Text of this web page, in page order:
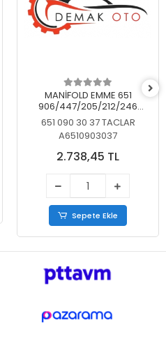
MANİFOLD EMME 651
906/447/205/212/246
KELEBEKSİZ
651 090 30 37 TACLAR
A6510903037
2.738,45 TL
Sepete Ekle